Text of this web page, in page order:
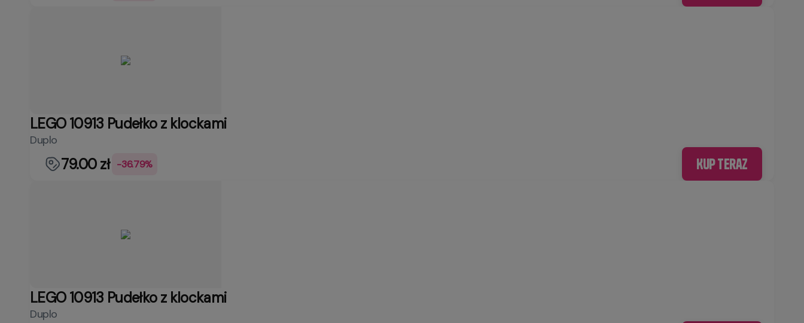
LEGO 10913 Pudełko z klockami
Duplo
79.00 zł -36.79% Kup teraz
LEGO 10913 Pudełko z klockami
Duplo